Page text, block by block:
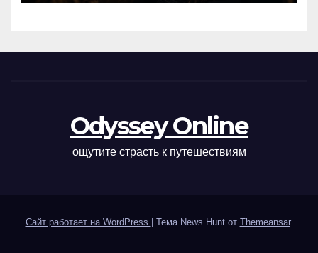
Odyssey Online
ощутите страсть к путешествиям
Сайт работает на WordPress | Тема News Hunt от Themeansar.